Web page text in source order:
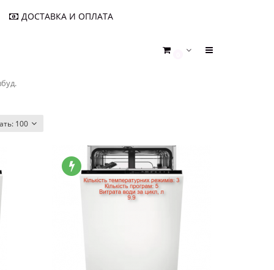
ДОСТАВКА И ОПЛАТА
100